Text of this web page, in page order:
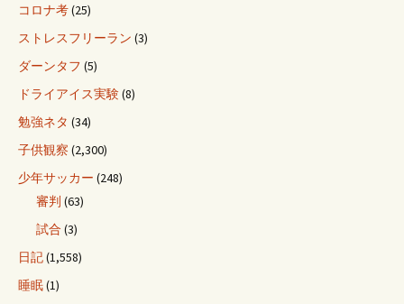
コロナ考(25)
ストレスフリーラン (3)
ダーンタフ (5)
ドライアイス実験(8)
勉強ネタ (34)
子供観察 (2,300)
少年サッカー (248)
審判 (63)
試合 (3)
日記(1,558)
睡眠(1)